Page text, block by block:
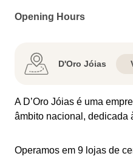
Opening Hours
D'Oro Jóias
A D’Oro Jóias é uma
âmbito nacional, dedicada
Operamos em 9 lojas de